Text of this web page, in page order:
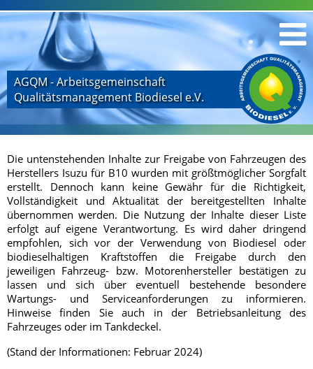
AGQM - Arbeitsgemeinschaft
Qualitätsmanagement Biodiesel e.V.
Die untenstehenden Inhalte zur Freigabe von Fahrzeugen des
Herstellers Isuzu für B10 wurden mit größtmöglicher Sorgfalt
erstellt. Dennoch kann keine Gewähr für die Richtigkeit,
Vollständigkeit und Aktualität der bereitgestellten Inhalte
übernommen werden. Die Nutzung der Inhalte dieser Liste
erfolgt auf eigene Verantwortung. Es wird daher dringend
empfohlen, sich vor der Verwendung von Biodiesel oder
biodieselhaltigen Kraftstoffen die Freigabe durch den
jeweiligen Fahrzeug- bzw. Motorenhersteller bestätigen zu
lassen und sich über eventuell bestehende besondere
Wartungs- und Serviceanforderungen zu informieren.
Hinweise finden Sie auch in der Betriebsanleitung des
Fahrzeuges oder im Tankdeckel.
(Stand der Informationen: Februar 2024)